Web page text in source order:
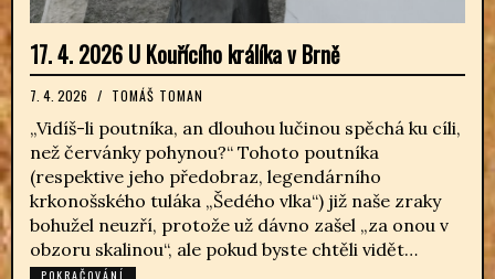
17. 4. 2026 U Kouřícího králíka v Brně
7. 4. 2026 / TOMÁŠ TOMAN
„Vidíš-li poutníka, an dlouhou lučinou spěchá ku cíli,
než červánky pohynou?“ Tohoto poutníka
(respektive jeho předobraz, legendárního
krkonošského tuláka „Šedého vlka“) již naše zraky
bohužel neuzří, protože už dávno zašel „za onou v
obzoru skalinou“, ale pokud byste chtěli vidět…
POKRAČOVÁNÍ